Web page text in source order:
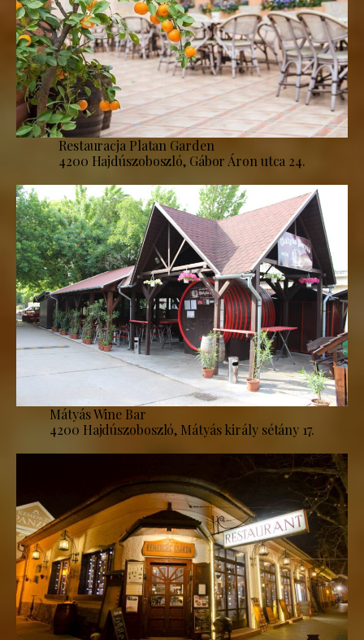
Restauracja Platan Garden
4200 Hajdúszoboszló, Gábor Áron utca 24.
Mátyás Wine Bar
4200 Hajdúszoboszló, Mátyás király sétány 17.